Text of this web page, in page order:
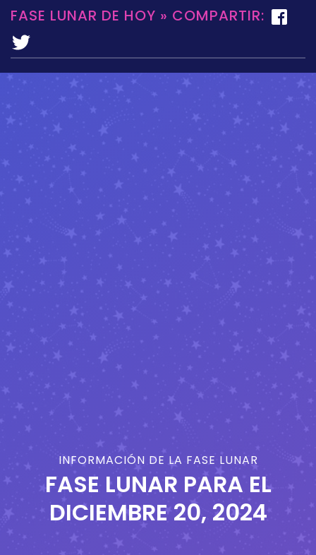
FASE LUNAR DE HOY » COMPARTIR:
INFORMACIÓN DE LA FASE LUNAR
FASE LUNAR PARA EL
DICIEMBRE 20, 2024